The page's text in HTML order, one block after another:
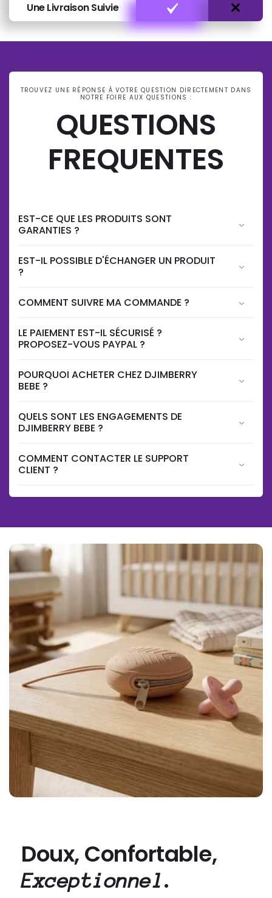
Une Livraison Suivie
TROUVEZ UNE RÉPONSE À VOTRE QUESTION DIRECTEMENT DANS
NOTRE FOIRE AUX QUESTIONS :
QUESTIONS
FREQUENTES
EST-CE QUE LES PRODUITS SONT
GARANTIES ?
EST-IL POSSIBLE D'ÉCHANGER UN PRODUIT
?
COMMENT SUIVRE MA COMMANDE ?
LE PAIEMENT EST-IL SÉCURISÉ ?
PROPOSEZ-VOUS PAYPAL ?
POURQUOI ACHETER CHEZ DJIMBERRY
BEBE ?
QUELS SONT LES ENGAGEMENTS DE
DJIMBERRY BEBE ?
COMMENT CONTACTER LE SUPPORT
CLIENT ?
Doux, Confortable,
Exceptionnel.